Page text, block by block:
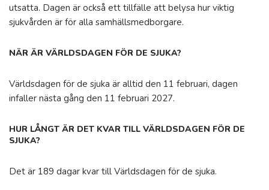
utsatta. Dagen är också ett tillfälle att belysa hur viktig
sjukvården är för alla samhällsmedborgare.
NÄR ÄR VÄRLDSDAGEN FÖR DE SJUKA?
Världsdagen för de sjuka är alltid den 11 februari, dagen
infaller nästa gång den 11 februari 2027.
HUR LÅNGT ÄR DET KVAR TILL VÄRLDSDAGEN FÖR DE
SJUKA?
Det är 189 dagar kvar till Världsdagen för de sjuka.